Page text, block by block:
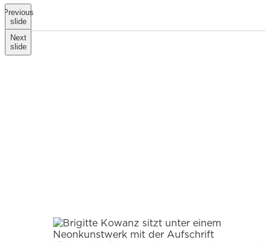
Previous
slide
Next
slide